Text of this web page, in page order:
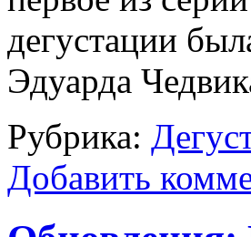
дегустации
Эдуарда
Рубрика:
Добавить